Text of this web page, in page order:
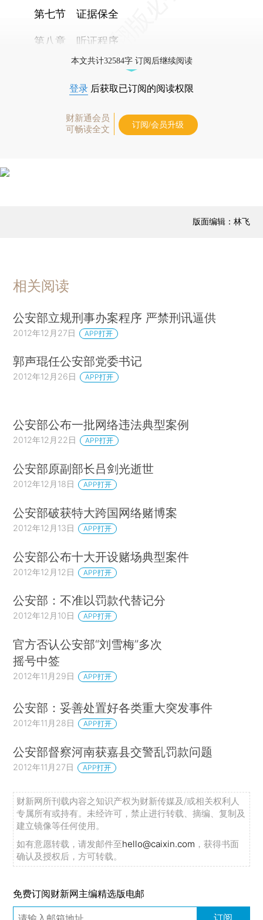
第七节 证据保全
第八章 听证程序
本文共计32584字 订阅后继续阅读
登录 后获取已订阅的阅读权限
财新通会员
可畅读全文
订阅/会员升级
版面编辑：林飞
相关阅读
公安部立规刑事办案程序 严禁刑讯逼供
2012年12月27日 APP打开
郭声琨任公安部党委书记
2012年12月26日 APP打开
公安部公布一批网络违法典型案例
2012年12月22日 APP打开
公安部原副部长吕剑光逝世
2012年12月18日 APP打开
公安部破获特大跨国网络赌博案
2012年12月13日 APP打开
公安部公布十大开设赌场典型案件
2012年12月12日 APP打开
公安部：不准以罚款代替记分
2012年12月10日 APP打开
官方否认公安部“刘雪梅”多次
摇号中签
2012年11月29日 APP打开
公安部：妥善处置好各类重大突发事件
2012年11月28日 APP打开
公安部督察河南获嘉县交警乱罚款问题
2012年11月27日 APP打开
财新网所刊载内容之知识产权为财新传媒及/或相关权利人
专属所有或持有。未经许可，禁止进行转载、摘编、复制及
建立镜像等任何使用。
如有意愿转载，请发邮件至hello@caixin.com ，获得书面
确认及授权后，方可转载。
免费订阅财新网主编精选版电邮
订阅